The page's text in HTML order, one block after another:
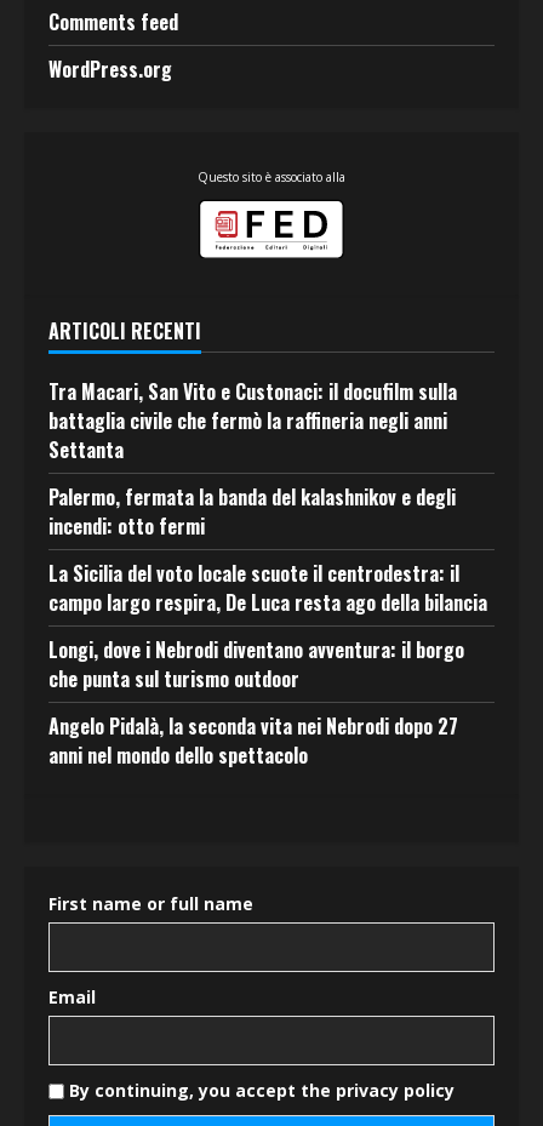
Comments feed
WordPress.org
Questo sito è associato alla
ARTICOLI RECENTI
Tra Macari, San Vito e Custonaci: il docufilm sulla
battaglia civile che fermò la raffineria negli anni
Settanta
Palermo, fermata la banda del kalashnikov e degli
incendi: otto fermi
La Sicilia del voto locale scuote il centrodestra: il
campo largo respira, De Luca resta ago della bilancia
Longi, dove i Nebrodi diventano avventura: il borgo
che punta sul turismo outdoor
Angelo Pidalà, la seconda vita nei Nebrodi dopo 27
anni nel mondo dello spettacolo
First name or full name
Email
By continuing, you accept the privacy policy